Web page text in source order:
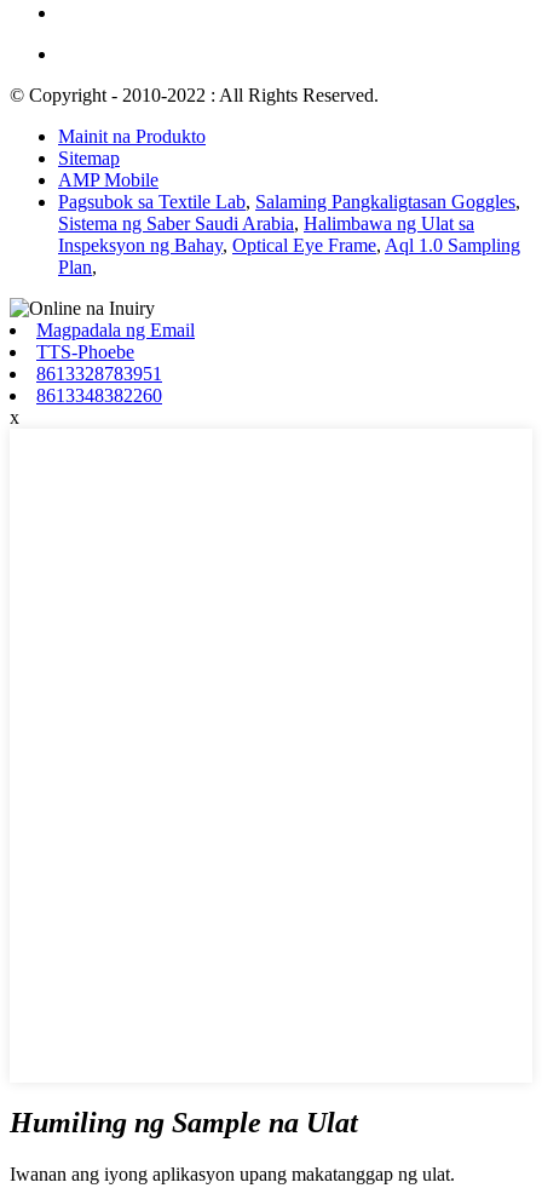
© Copyright - 2010-2022 : All Rights Reserved.
Mainit na Produkto
Sitemap
AMP Mobile
Pagsubok sa Textile Lab, Salaming Pangkaligtasan Goggles,
Sistema ng Saber Saudi Arabia, Halimbawa ng Ulat sa
Inspeksyon ng Bahay, Optical Eye Frame, Aql 1.0 Sampling
Plan,
Magpadala ng Email
TTS-Phoebe
8613328783951
8613348382260
x
Humiling ng Sample na Ulat
Iwanan ang iyong aplikasyon upang makatanggap ng ulat.